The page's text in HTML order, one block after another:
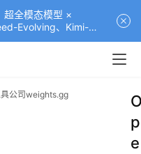
超全模态模型 ×
Evolving、Kimi-
公司weights.gg
p
e